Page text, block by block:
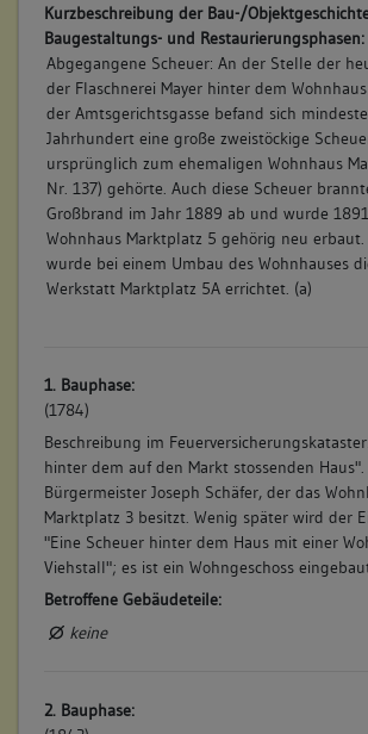
Kurzbeschreibung der Bau-/
Baugestaltungs- und Restaurierungsphasen:
Abgegangene Scheuer: An der Stelle der
der Flaschnerei Mayer hinter dem
der Amtsgerichtsgasse befand sich
Jahrhundert eine große zweistöckige
ursprünglich zum ehemaligen Wohnhaus
Nr. 137) gehörte. Auch diese Scheuer
Großbrand im Jahr 1889 ab und wurde
Wohnhaus Marktplatz 5 gehörig neu
wurde bei einem Umbau des Wohnhauses
Werkstatt Marktplatz 5A errichtet. (a)
1. Bauphase:
(1784)
Beschreibung im
hinter dem auf den Markt stossenden
Bürgermeister Joseph Schäfer, der das
Marktplatz 3 besitzt. Wenig später wird der
"Eine Scheuer hinter dem Haus mit einer
Viehstall"; es ist ein Wohngeschoss
Betroffene Gebäudeteile:
keine
2. Bauphase: